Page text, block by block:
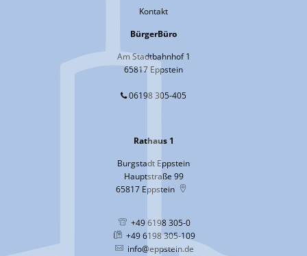
Kontakt
BürgerBüro
Am Stadtbahnhof 1
65817 Eppstein
06198 305-405
Rathaus 1
Burgstadt Eppstein
Hauptstraße 99
65817 Eppstein
+49 6198 305-0
+49 6198 305-109
info@eppstein.de